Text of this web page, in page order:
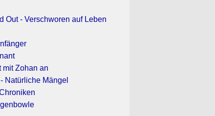
Out - Verschworen auf Leben
mit Zohan an
Natürliche Mängel